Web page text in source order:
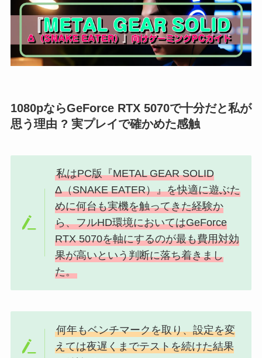
1080pならGeForce RTX 5070で十分だと私が
思う理由 ? 実プレイで確かめた感触
私はPC版『METAL GEAR SOLID
Δ（SNAKE EATER）』を快適に遊ぶた
めに何台も実機を触ってきた経験か
ら、フルHD環境においてはGeForce
RTX 5070を軸にするのが最も費用対効
果が高いという判断に落ち着きまし
た。
何年もベンチマークを取り、設定を変
えては夜遅くまでテストを続けた結果